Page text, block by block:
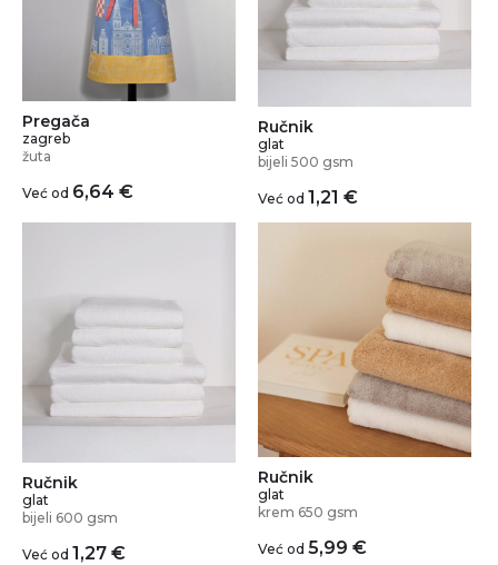
Pregača
zagreb
žuta
Već od 6,64 €
Ručnik
glat
bijeli 500 gsm
Već od 1,21 €
Ručnik
glat
bijeli 600 gsm
Već od 1,27 €
Ručnik
glat
krem 650 gsm
Već od 5,99 €